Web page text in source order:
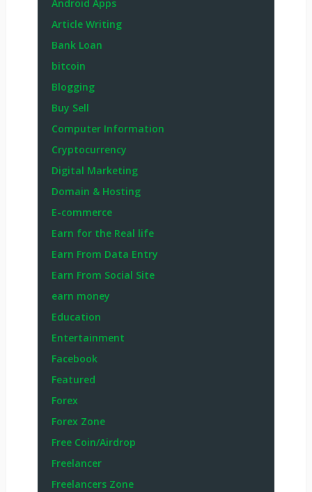
Android Apps
Article Writing
Bank Loan
bitcoin
Blogging
Buy Sell
Computer Information
Cryptocurrency
Digital Marketing
Domain & Hosting
E-commerce
Earn for the Real life
Earn From Data Entry
Earn From Social Site
earn money
Education
Entertainment
Facebook
Featured
Forex
Forex Zone
Free Coin/Airdrop
Freelancer
Freelancers Zone